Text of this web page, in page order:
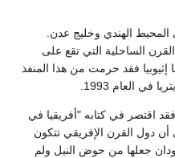
المحيط الهندي وخليج عدن.
الساحلية التي تقع على
إثيوبيا فقد حرمت من هذا المنفذ
في العام 1993.
اقتصر في كتابه "أفريقيا في
دول القرن الإفريقي تتكون
جعلها من حوض النيل ولم